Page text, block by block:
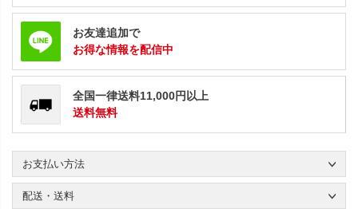
お友達追加で
お得な情報を配信中
全国一律送料11,000円以上
送料無料
お支払い方法
配送・送料